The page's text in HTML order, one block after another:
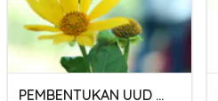
PEMBENTUKAN UUD NRI 1945